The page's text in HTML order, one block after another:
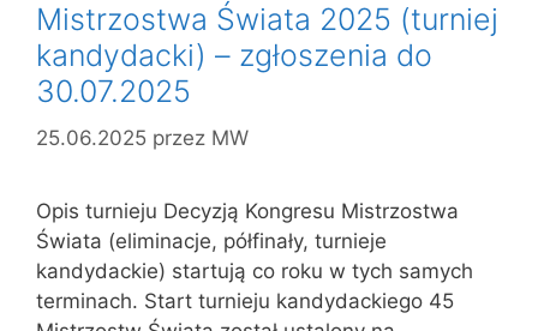
Mistrzostwa Świata 2025 (turniej
kandydacki) – zgłoszenia do
30.07.2025
25.06.2025 przez MW
Opis turnieju Decyzją Kongresu Mistrzostwa
Świata (eliminacje, półfinały, turnieje
kandydackie) startują co roku w tych samych
terminach. Start turnieju kandydackiego 45